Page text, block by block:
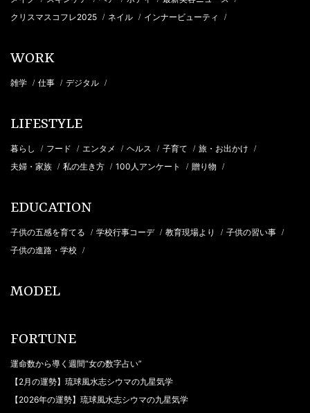
クリスマスコフレ2025 / ネイル / インナービューティ /
WORK
雑学 / 仕事 / デジタル /
LIFESTYLE
暮らし / フード / エンタメ / ヘルス / 子育て / 旅・お出かけ /
夫婦・家族 / 私の生き方 / 100人アンケート / 贈り物 /
EDUCATION
子供の五感を育てる / 学校行事コーデ / 教育現場より / 子供の習い事 /
子供の進路・学校 /
MODEL
FORTUNE
運命数から導く週間“女の数字占い”
【2月の運勢】琉球風水志シウマの九星気学
【2026年の運勢】琉球風水志シウマの九星気学